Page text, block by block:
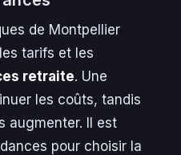
de Montpellier
tarifs et les
retraite. Une
les coûts, tandis
augmenter. Il est
pour choisir la